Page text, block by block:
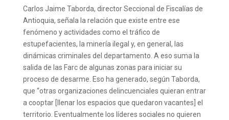
Carlos Jaime Taborda, director Seccional de Fiscalías de
Antioquia, señala la relación que existe entre ese
fenómeno y actividades como el tráfico de
estupefacientes, la minería ilegal y, en general, las
dinámicas criminales del departamento. A eso suma la
salida de las Farc de algunas zonas para iniciar su
proceso de desarme. Eso ha generado, según Taborda,
que “otras organizaciones delincuenciales quieran entrar
a cooptar [llenar los espacios que quedaron vacantes] el
territorio. Eventualmente los líderes sociales no quieren